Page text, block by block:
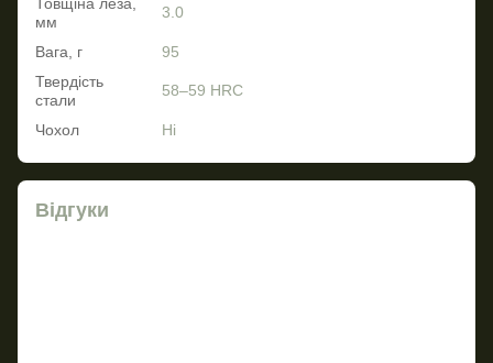
мм
3.0
Вага, г
95
Твердість
стали
58–59 HRC
Чохол Ні
Відгуки